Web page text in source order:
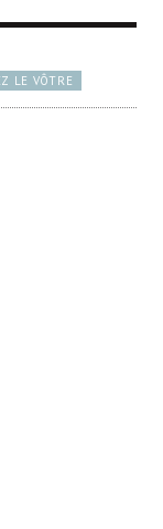
LE VÔTRE